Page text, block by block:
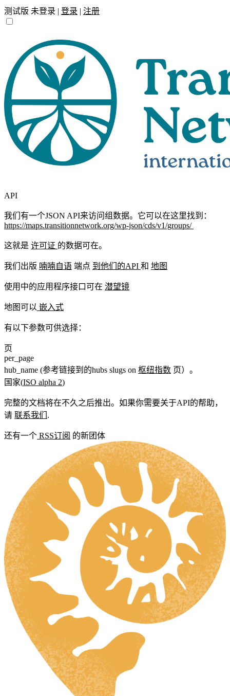
测试版 未登录 | 登录 | 注册
API
我们有一个JSON API来访问组数据。它可以在这里找到：
https://maps.transitionnetwork.org/wp-json/cds/v1/groups/
这就是 许可证 的数据可在。
我们出版 喃喃自语 端点 到他们的API 和 地图
使用中的应用程序接口可在 潜望镜
地图可以 嵌入式
有以下参数可供选择：
页
per_page
hub_name (参考链接到的hubs slugs on 枢纽指数 页）。
国家(ISO alpha 2)
完整的文档将在不久之后推出。如果你需要关于API的帮助，
请 联系我们 .
还有一个 RSS订阅 的新团体